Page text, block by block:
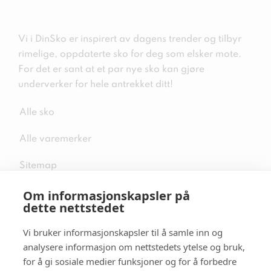
Om informasjonskapsler på
dette nettstedet
Vi bruker informasjonskapsler til å samle inn og
analysere informasjon om nettstedets ytelse og bruk,
for å gi sosiale medier funksjoner og for å forbedre
Vi i DinSko er inspirert av dagens trender og tilbyr
rimelige, oppdaterte sko for deg som elsker mote.
For det er sant at et par nye sko kan gjøre
underverker for hele antrekket ditt!
Alle sko
Alle varemerker
Sitemap
Følg oss i sosiale medier